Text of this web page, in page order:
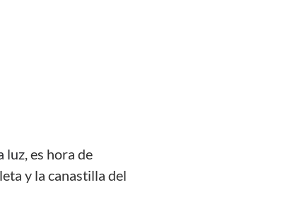
luz, es hora de
y la canastilla del